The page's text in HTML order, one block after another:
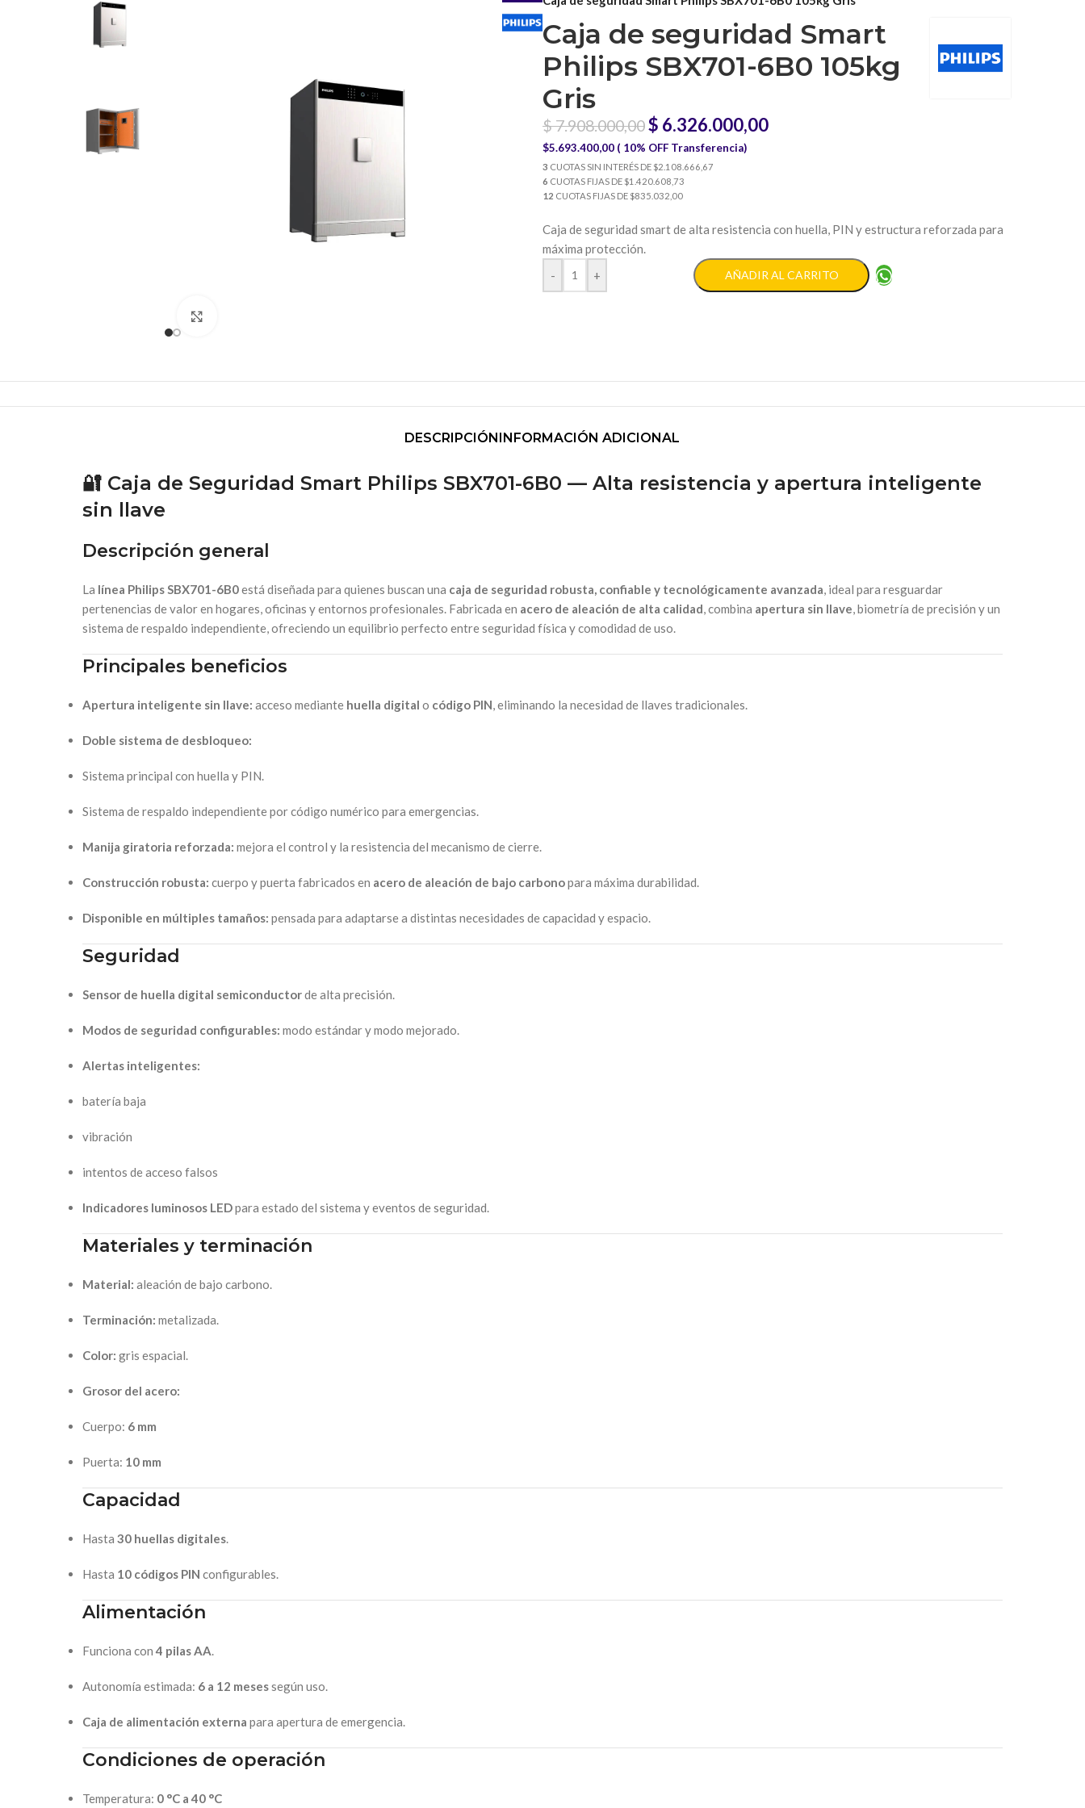
Caja de seguridad Smart
Philips SBX701-6B0 105kg
Gris
$7.908.000,00$ 6.326.000,00
$5.693.400,00 ( 10% OFF Transferencia)
3 CUOTAS SIN INTERÉS DE $2.108.666,67
6 CUOTAS FIJAS DE $1.420.608,73
12 CUOTAS FIJAS DE $835.032,00
Caja de seguridad smart de alta resistencia con huella, PIN y estructura reforzada para
máxima protección.
-
+ AÑADIR AL CARRITO
DESCRIPCIÓNINFORMACIÓN ADICIONAL
🔐 Caja de Seguridad Smart Philips SBX701-6B0 — Alta resistencia y apertura inteligente
sin llave
Descripción general
La línea Philips SBX701-6B0está diseñada para quienes buscan una caja de seguridad robusta, confiable y tecnológicamente avanzada, ideal para resguardar
pertenencias de valor en hogares, oficinas y entornos profesionales. Fabricada en acero de aleación de alta calidad, combina apertura sin llave, biometría de precisión y un
sistema de respaldo independiente, ofreciendo un equilibrio perfecto entre seguridad física y comodidad de uso.
Principales beneficios
Apertura inteligente sin llave: acceso mediante huella digital o código PIN, eliminando la necesidad de llaves tradicionales.
Doble sistema de desbloqueo:
Sistema principal con huella y PIN.
Sistema de respaldo independiente por código numérico para emergencias.
Manija giratoria reforzada: mejora el control y la resistencia del mecanismo de cierre.
Construcción robusta: cuerpo y puerta fabricados en acero de aleación de bajo carbonopara máxima durabilidad.
Disponible en múltiples tamaños: pensada para adaptarse a distintas necesidades de capacidad y espacio.
Seguridad
Sensor de huella digital semiconductorde alta precisión.
Modos de seguridad configurables: modo estándar y modo mejorado.
Alertas inteligentes:
batería baja
vibración
intentos de acceso falsos
Indicadores luminosos LEDpara estado del sistema y eventos de seguridad.
Materiales y terminación
Material: aleación de bajo carbono.
Terminación: metalizada.
Color: gris espacial.
Grosor del acero:
Cuerpo: 6 mm
Puerta: 10 mm
Capacidad
Hasta 30 huellas digitales.
Hasta 10 códigos PIN configurables.
Alimentación
Funciona con 4 pilas AA.
Autonomía estimada: 6 a 12 mesessegún uso.
Caja de alimentación externa para apertura de emergencia.
Condiciones de operación
Temperatura: 0 °C a 40 °C